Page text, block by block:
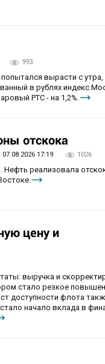
993
вырасти с утра,
в рублях индекс
РТС - на 1,2%.
отскока
07.08.2026 17:19 1026
Нефть реализовала
цену и
выручка и
стало резкое
доступности флота
начало вклада в